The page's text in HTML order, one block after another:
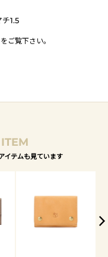
1.5
をご覧下さい。
イテムも見ています